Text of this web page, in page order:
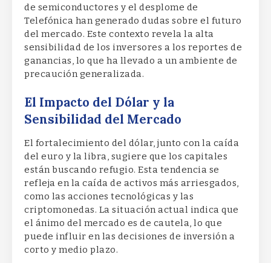
de semiconductores y el desplome de
Telefónica han generado dudas sobre el futuro
del mercado. Este contexto revela la alta
sensibilidad de los inversores a los reportes de
ganancias, lo que ha llevado a un ambiente de
precaución generalizada.
El Impacto del Dólar y la
Sensibilidad del Mercado
El fortalecimiento del dólar, junto con la caída
del euro y la libra, sugiere que los capitales
están buscando refugio. Esta tendencia se
refleja en la caída de activos más arriesgados,
como las acciones tecnológicas y las
criptomonedas. La situación actual indica que
el ánimo del mercado es de cautela, lo que
puede influir en las decisiones de inversión a
corto y medio plazo.